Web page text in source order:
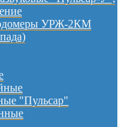
УРЖ-2КМ
"Пульсар"